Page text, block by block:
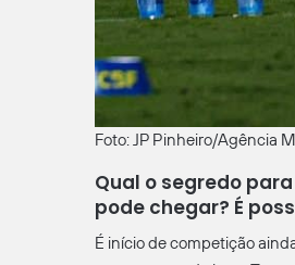
Foto: JP Pinheiro/Agência
Qual o segredo
pode chegar? É
É início de competição